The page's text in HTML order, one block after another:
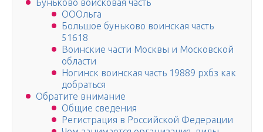
Буньково войсковая часть
ОООльга
Большое буньково воинская часть
51618
Воинские части Москвы и Московской
области
Ногинск воинская часть 19889 рхбз как
добраться
Обратите внимание
Общие сведения
Регистрация в Российской Федерации